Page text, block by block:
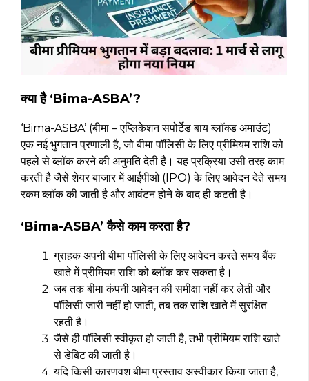
क्या है ‘Bima-ASBA’?
‘Bima-ASBA’ (बीमा – एप्लिकेशन सपोर्टेड बाय ब्लॉक्ड अमाउंट)
एक नई भुगतान प्रणाली है, जो बीमा पॉलिसी के लिए प्रीमियम राशि को
पहले से ब्लॉक करने की अनुमति देती है। यह प्रक्रिया उसी तरह काम
करती है जैसे शेयर बाजार में आईपीओ (IPO) के लिए आवेदन देते समय
रकम ब्लॉक की जाती है और आवंटन होने के बाद ही कटती है।
‘Bima-ASBA’ कैसे काम करता है?
ग्राहक अपनी बीमा पॉलिसी के लिए आवेदन करते समय बैंक
खाते में प्रीमियम राशि को ब्लॉक कर सकता है।
जब तक बीमा कंपनी आवेदन की समीक्षा नहीं कर लेती और
पॉलिसी जारी नहीं हो जाती, तब तक राशि खाते में सुरक्षित
रहती है।
जैसे ही पॉलिसी स्वीकृत हो जाती है, तभी प्रीमियम राशि खाते
से डेबिट की जाती है।
यदि किसी कारणवश बीमा प्रस्ताव अस्वीकार किया जाता है,